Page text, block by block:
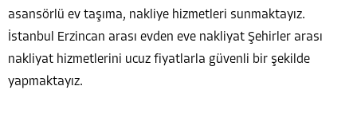
asansörlü ev taşıma, nakliye hizmetleri sunmaktayız.
İstanbul Erzincan arası evden eve nakliyat Şehirler arası
nakliyat hizmetlerini ucuz fiyatlarla güvenli bir şekilde
yapmaktayız.